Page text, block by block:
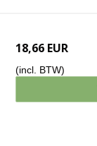
18,66 EUR
(incl. BTW)